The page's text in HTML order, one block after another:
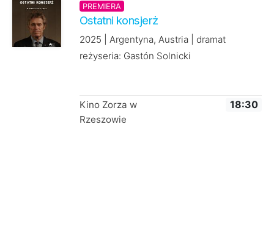
PREMIERA
Ostatni konsjerż
2025 | Argentyna, Austria | dramat
reżyseria: Gastón Solnicki
Kino Zorza w
Rzeszowie
18:30